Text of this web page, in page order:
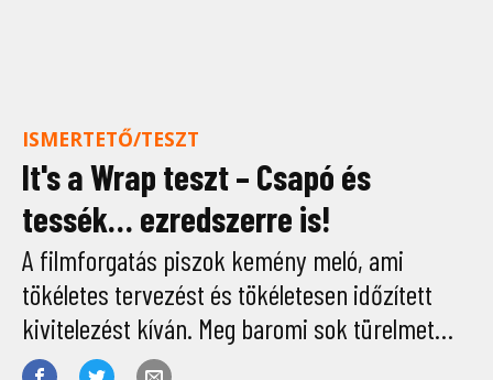
ISMERTETŐ/TESZT
It's a Wrap teszt – Csapó és
tessék… ezredszerre is!
A filmforgatás piszok kemény meló, ami
tökéletes tervezést és tökéletesen időzített
kivitelezést kíván. Meg baromi sok türelmet…